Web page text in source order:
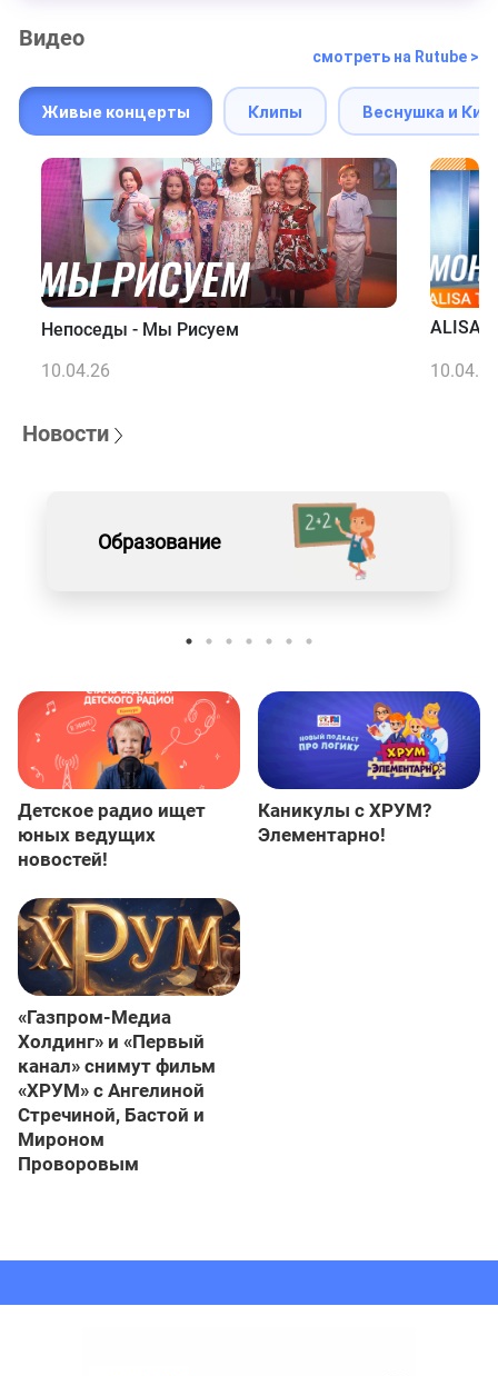
Видео
смотреть на Rutube >
Живые концерты Клипы Веснушка и
Непоседы - Мы Рисуем
10.04.26
ALISA
10.04.26
Новости
Образование
Детское радио ищет
юных ведущих
новостей!
Каникулы с ХРУМ?
Элементарно!
«Газпром-Медиа
Холдинг» и «Первый
канал» снимут фильм
«ХРУМ» с Ангелиной
Стречиной, Бастой и
Мироном
Проворовым